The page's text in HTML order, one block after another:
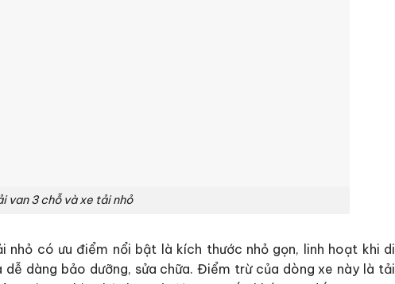
van 3 chỗ và xe tải nhỏ
nhỏ có ưu điểm nổi bật là kích thước nhỏ gọn, linh hoạt khi di
dàng bảo dưỡng, sửa chữa. Điểm trừ của dòng xe này là tải